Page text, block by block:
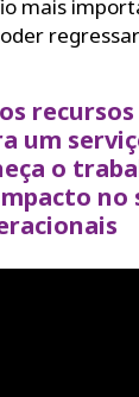
mais
recursos
um
o
no